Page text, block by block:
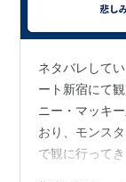
ネタバレして
ート新宿にて
ニー・マッキ
おり、モンス
で観に行って